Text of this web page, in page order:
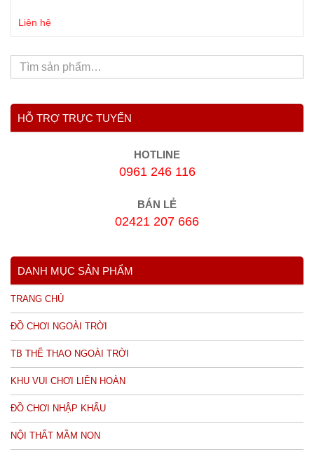
Liên hệ
HỖ TRỢ TRỰC TUYẾN
HOTLINE
0961 246 116
BÁN LẺ
02421 207 666
DANH MỤC SẢN PHẨM
TRANG CHỦ
ĐỒ CHƠI NGOÀI TRỜI
TB THỂ THAO NGOÀI TRỜI
KHU VUI CHƠI LIÊN HOÀN
ĐỒ CHƠI NHẬP KHẨU
NỘI THẤT MẦM NON